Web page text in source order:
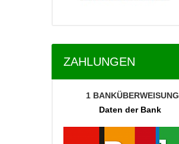
ZAHLUNGEN
1 BANKÜBERWEISUNG
Daten der Bank